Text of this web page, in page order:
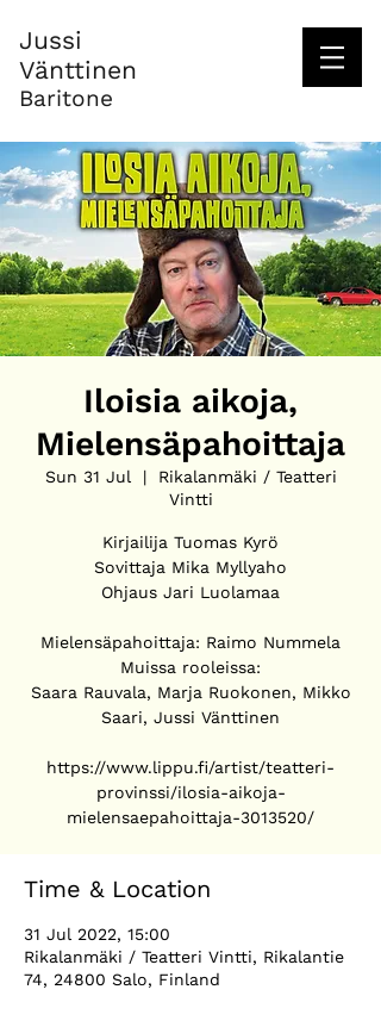
Jussi
Vänttinen
Baritone
Iloisia aikoja,
Mielensäpahoittaja
Sun 31 Jul
  |
Rikalanmäki / Teatteri
Vintti
Kirjailija Tuomas Kyrö
Sovittaja Mika Myllyaho
Ohjaus Jari Luolamaa
Mielensäpahoittaja: Raimo Nummela
Muissa rooleissa:
Saara Rauvala, Marja Ruokonen, Mikko
Saari, Jussi Vänttinen
https://www.lippu.fi/artist/teatteri-
provinssi/ilosia-aikoja-
Time & Location
31 Jul 2022, 15:00
Rikalanmäki / Teatteri Vintti, Rikalantie
74, 24800 Salo, Finland